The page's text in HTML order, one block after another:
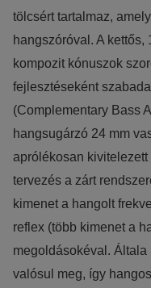
tölcsért tartalmaz,
hangszóróval. A kettős,
kompozit kónuszok
fejlesztéseként
(Complementary Bass
hangsugárzó 24 mm
aprólékosan
tervezés a zárt
kimenet a hangolt
reflex (több kimenet a
megoldásokéval.
valósul meg, így